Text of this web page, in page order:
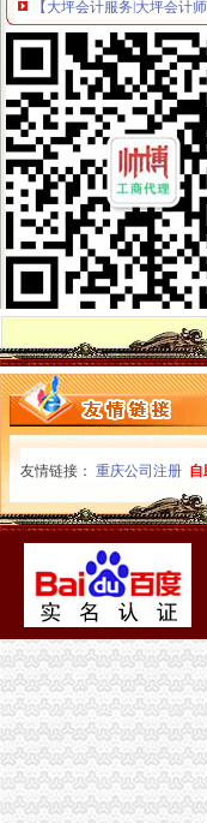
0元免费*办重庆公司注册
代理商标公司的前景如何？
【工商网上报税系统】_重
常年提供重庆主城区公司注
【会计培训,工商注册、财
【重庆渝北区会计代理记
渝中区代账公司流程
江岸区会计代账公司【
江夏区工商代办.注册公司
专利申请名录_2017专利申
2010年重庆城市交通开发
充值卡联通100厂家_充值
桐君阁：关于召开公司
开发区高新企业代账流程-
南京雨花台区专业代账会
[年报]重庆路桥：2011年年
招商银行--渝开发（000514
渝中区代账公司
50元话费厂家_50元话费厂
重庆普飞代理记账有限公司
重庆代办公司注册,工商注
重庆工商代办_重庆代理记
【重庆渝中区代理记账|代
关于永川区副局长张道国
（中天光美地）4幢-1层8
可上门签约_重庆公司注册
重庆市渝中区中山一路148
重庆渝中代理记账公司推
代账公司
安徽国硕财税管理有限公
武汉公司注册专家_代理记
专业代账,公司注册-泰州58
会计代账,您公司的工商税
友情链接： 重庆公司注册 自
51La